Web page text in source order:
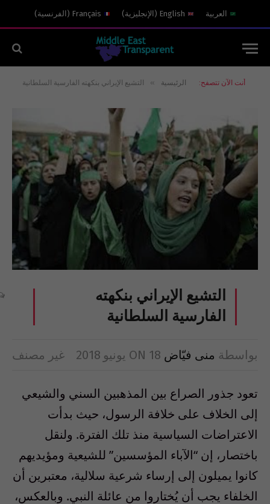
العربية English
( الإنجليزية)
Français
( الفرنسية)
أنت الآن تتصفح: الرئيسية » التشيع الإيراني بنكهته الفارسية السلطانية
التشيع الإيراني بنكهته
الفارسية السلطانية
بواسطة منى فيّاض ON 18 يونيو 2018 غير مصنف
تعود جذور الصراع بين المذهبين السني والشيعي
إلى الخلاف على خلافة الرسول، حيث بدأت
الاعتراضات السياسية منذ تلك الفترة. ولنقل
باختصار، إن “الآباء المؤسسين” للشيعية ومؤيديهم
كانوا يميلون إلى إرساء شرعية سلالية، معتبرين أن
الخلفاء يجب أن يُختاروا من عائلة النبي. وبالعكس،